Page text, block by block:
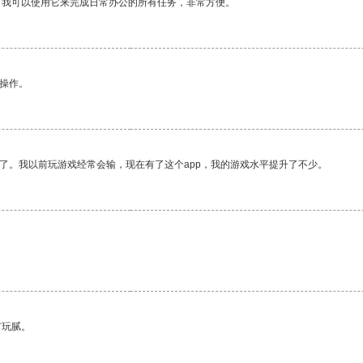
可以使用它来完成日常办公的所有任务，非常方便。
作。
我以前玩游戏经常会输，现在有了这个app，我的游戏水平提升了不少。
腻。